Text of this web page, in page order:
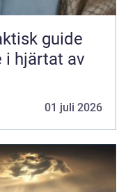
i hjärtat av
01 juli 2026